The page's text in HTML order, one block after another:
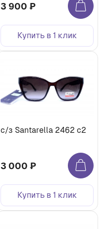
3 900 ₽
Купить в 1 клик
с/з Santarella 2462 c2
3 000 ₽
Купить в 1 клик